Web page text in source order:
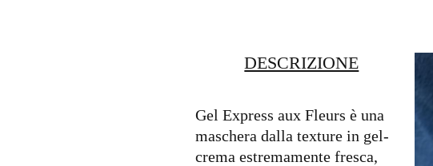
DESCRIZIONE
Gel Express aux Fleurs è una
maschera dalla texture in gel-
crema estremamente fresca,